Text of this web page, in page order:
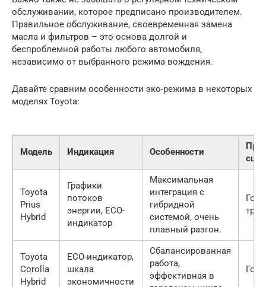
обслуживании, которое предписано производителем.
Правильное обслуживание, своевременная замена
масла и фильтров – это основа долгой и
беспроблемной работы любого автомобиля,
независимо от выбранного режима вождения.
Давайте сравним особенности эко-режима в некоторых
моделях Toyota:
Модель Индикация Особенности
Toyota
Prius
Hybrid
Графики
потоков
энергии, ECO-
индикатор
Максимальная
интеграция с
гибридной
системой, очень
плавный разгон.
Toyota
Corolla
Hybrid
ECO-индикатор,
шкала
экономичности
Сбалансированная
работа,
эффективная в